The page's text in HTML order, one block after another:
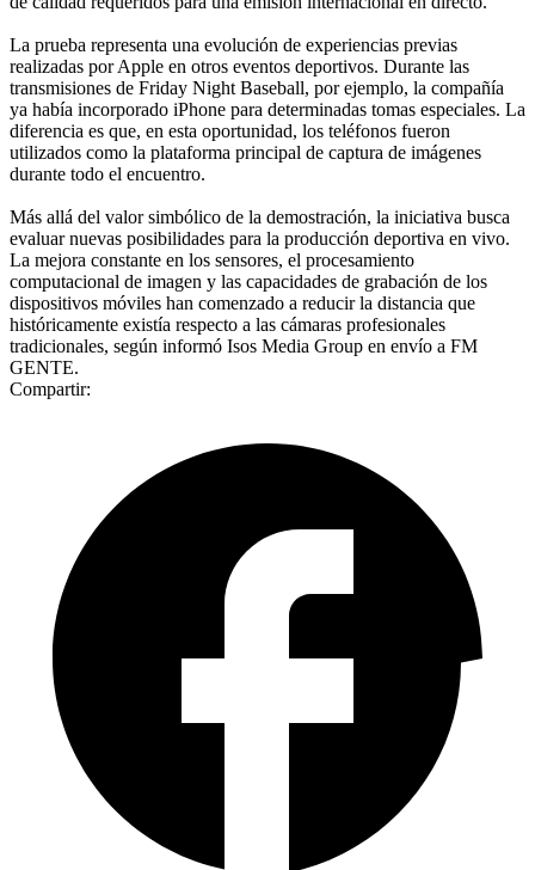
La prueba representa una evolución de experiencias previas
realizadas por Apple en otros eventos deportivos. Durante las
transmisiones de Friday Night Baseball, por ejemplo, la compañía
ya había incorporado iPhone para determinadas tomas especiales. La
diferencia es que, en esta oportunidad, los teléfonos fueron
utilizados como la plataforma principal de captura de imágenes
durante todo el encuentro.
Más allá del valor simbólico de la demostración, la iniciativa busca
evaluar nuevas posibilidades para la producción deportiva en vivo.
La mejora constante en los sensores, el procesamiento
computacional de imagen y las capacidades de grabación de los
dispositivos móviles han comenzado a reducir la distancia que
históricamente existía respecto a las cámaras profesionales
tradicionales, según informó Isos Media Group en envío a FM
GENTE.
Compartir: